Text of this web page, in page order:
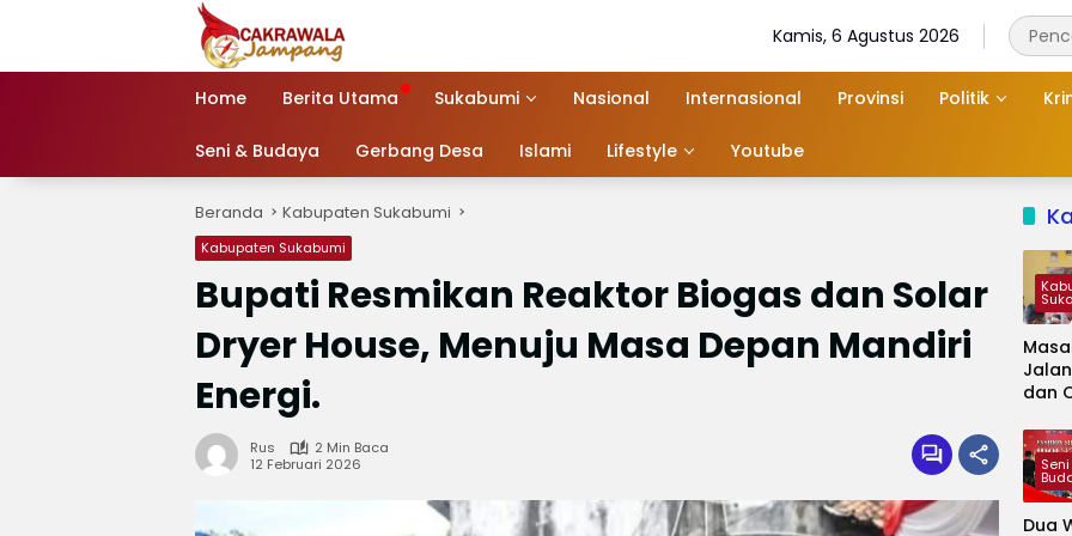
Kamis, 6 Agustus 2026
Home Berita Utama Sukabumi Nasional Internasional Provinsi Politik
Seni & Budaya Gerbang Desa Islami Lifestyle Youtube
Beranda Kabupaten Sukabumi
Kabupaten Sukabumi
Bupati Resmikan Reaktor Biogas dan Solar
Dryer House, Menuju Masa Depan Mandiri
Energi.
Rus
2 Min Baca
12 Februari 2026
dan
Jadi
Dua